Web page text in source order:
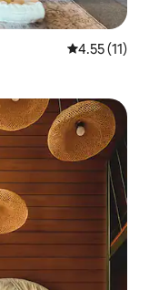
평점 4.55점
4.55 (11)